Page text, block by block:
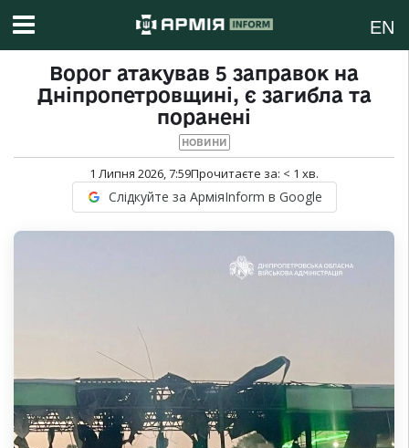
EN
Ворог атакував 5 заправок на
Дніпропетровщині, є загибла та
поранені
НОВИНИ
1 Липня 2026, 7:59Прочитаєте за: < 1 хв.
Слідкуйте за АрміяInform в Google